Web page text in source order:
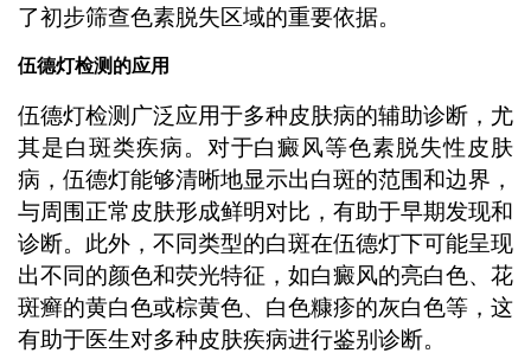
了初步筛查色素脱失区域的重要依据。
伍德灯检测的应用
伍德灯检测广泛应用于多种皮肤病的辅助诊断，尤
其是白斑类疾病。对于白癜风等色素脱失性皮肤
病，伍德灯能够清晰地显示出白斑的范围和边界，
与周围正常皮肤形成鲜明对比，有助于早期发现和
诊断。此外，不同类型的白斑在伍德灯下可能呈现
出不同的颜色和荧光特征，如白癜风的亮白色、花
斑癣的黄白色或棕黄色、白色糠疹的灰白色等，这
有助于医生对多种皮肤疾病进行鉴别诊断。